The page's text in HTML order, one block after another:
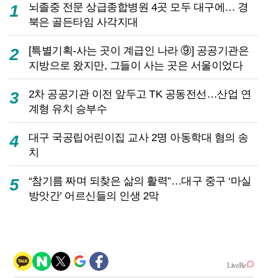
1
뇌졸중 전문 상급종합병원 4곳 모두 대구에… 경
북은 골든타임 사각지대
2
[특별기획-사는 곳이 계급인 나라 ⑨] 공공기관은
지방으로 왔지만, 그들이 사는 곳은 서울이었다
3
2차 공공기관 이전 앞두고 TK 공동전선…산업 연
계형 유치 승부수
4
대구 국공립어린이집 교사 2명 아동학대 혐의 송
치
5
“참기름 짜며 되찾은 삶의 활력”…대구 중구 ‘마실
방앗간’ 어르신들의 인생 2막